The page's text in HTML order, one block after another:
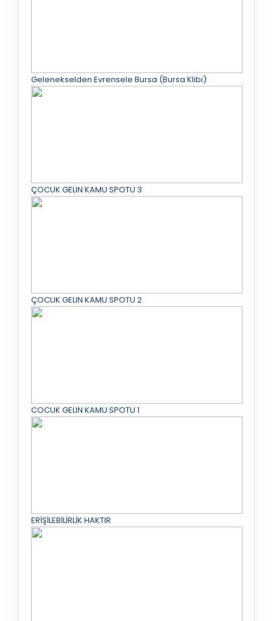
Gelenekselden Evrensele Bursa (Bursa Klibi)
ÇOCUK GELIN KAMU SPOTU 3
ÇOCUK GELIN KAMU SPOTU 2
COCUK GELIN KAMU SPOTU 1
ERİŞİLEBİLİRLİK HAKTIR